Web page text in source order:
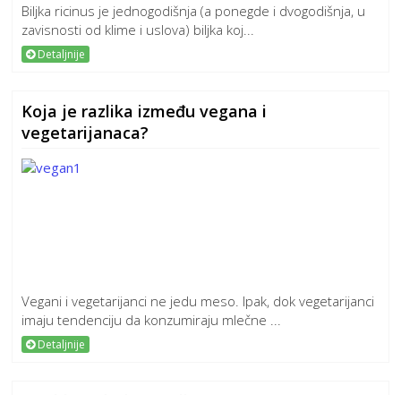
Biljka ricinus je jednogodišnja (a ponegde i dvogodišnja, u
zavisnosti od klime i uslova) biljka koj...
Detaljnije
Koja je razlika između vegana i
vegetarijanaca?
Vegani i vegetarijanci ne jedu meso. Ipak, dok vegetarijanci
imaju tendenciju da konzumiraju mlečne ...
Detaljnije